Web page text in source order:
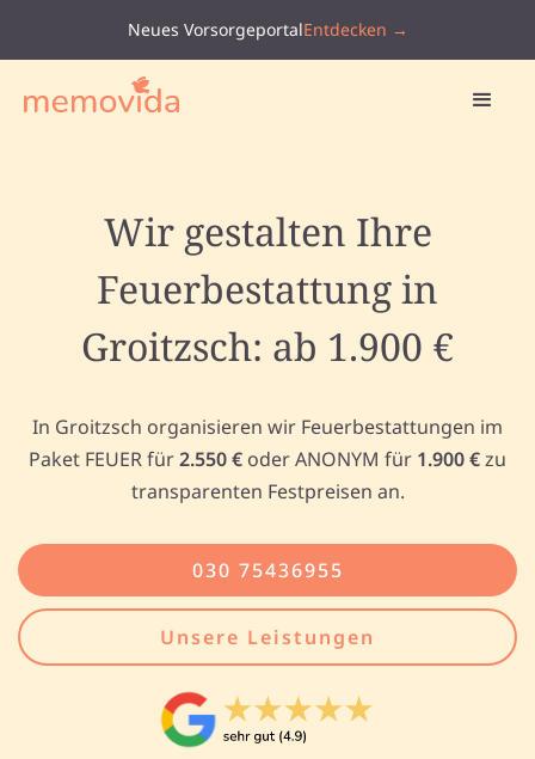
Neues VorsorgeportalEntdecken →
Wir gestalten Ihre
Feuerbestattung in
Groitzsch: ab 1.900 €
In Groitzsch organisieren wir Feuerbestattungen im
Paket FEUER für2.550 € oder ANONYM für 1.900 €zu
transparenten Festpreisen an.
030 75436955
Unsere Leistungen